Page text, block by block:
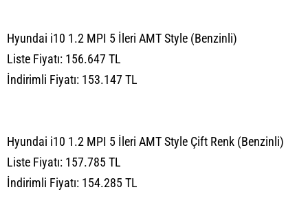
Hyundai i10 1.2 MPI 5 İleri AMT Style (Benzinli)
Liste Fiyatı: 156.647 TL
İndirimli Fiyatı: 153.147 TL
Hyundai i10 1.2 MPI 5 İleri AMT Style Çift Renk (Benzinli)
Liste Fiyatı: 157.785 TL
İndirimli Fiyatı: 154.285 TL